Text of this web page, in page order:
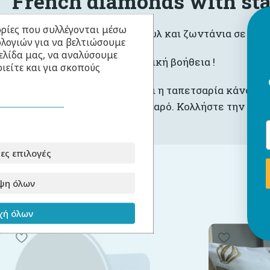
Οι ταπετσαρίες χαρίζουν στυλ και ζωντάνια σε
Δεν χρειάζεται επαγγελματική βοήθεια !
Τα ρολά στα οποία διατίθεται η ταπετσαρία
δείχνει ομοιόμορφο και καθαρό. Κολλήστε την
Σχετικά Προϊόντα
που συλλέγονται μέσω
για να βελτιώσουμε
μας, να αναλύσουμε
και για σκοπούς
επιλογές
όλων
όλων